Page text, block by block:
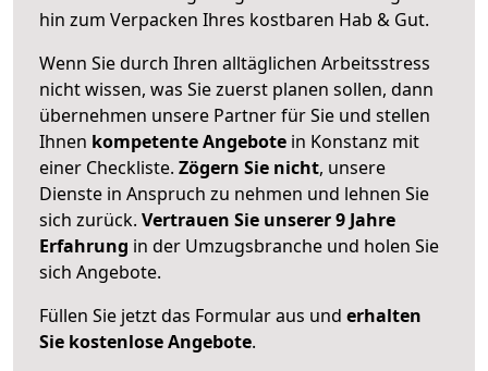
hin zum Verpacken Ihres kostbaren Hab & Gut.
Wenn Sie durch Ihren alltäglichen Arbeitsstress
nicht wissen, was Sie zuerst planen sollen, dann
übernehmen unsere Partner für Sie und stellen
Ihnen kompetente Angebote in Konstanz mit
einer Checkliste. Zögern Sie nicht, unsere
Dienste in Anspruch zu nehmen und lehnen Sie
sich zurück. Vertrauen Sie unserer 9 Jahre
Erfahrung in der Umzugsbranche und holen Sie
sich Angebote.
Füllen Sie jetzt das Formular aus und erhalten
Sie kostenlose Angebote.